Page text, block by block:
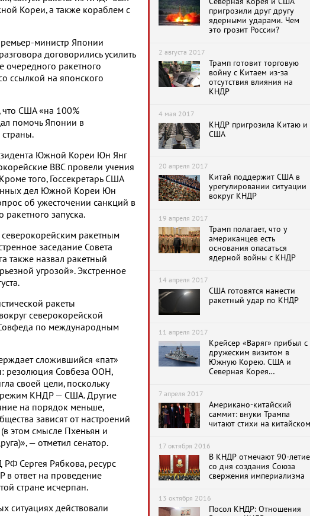
пригрозили друг другу
ядерными ударами. Чем
это грозит России?
2 августа 2017
Трамп готовит торговую
войну с Китаем из-за
отсутствия влияния на
КНДР
4 мая 2017
КНДР пригрозила Китаю и
США
20 апреля 2017
Китай поддержит США в
урегулировании ситуации
вокруг КНДР
19 апреля 2017
Трамп полагает, что у
американцев есть
основания опасаться
ядерной войны с КНДР
14 апреля 2017
США готовятся нанести
ракетный удар по КНДР
11 апреля 2017
Крейсер «Варяг» прибыл с
дружеским визитом в
Южную Корею. США и
Северная Корея
7 апреля 2017
Американо-китайский
саммит: внуки Трампа
читают стихи на китайском
17 октября 2016
В КНДР отмечают 90-летие
со дня создания Союза
свержения империализма
13 октября 2016
Посол КНДР: Отношения
Кореи, а также кораблем с
министр Японии
договорились усилить
ракетного
ссылкой на японского
что США «на 100%
помочь Японии в
Южной Кореи Юн Янг
ВВС провели учения
того, Госсекретарь США
дел Южной Кореи Юн
об ужесточении санкций в
запуска.
ракетным
заседание Совета
также назвал ракетный
угрозой». Экстренное
ракеты
северокорейской
Совфеда по международным
сложившийся «пат»
резолюция Совбеза ООН,
своей цели, поскольку
режим КНДР — США. Другие
на порядок меньше,
зависят от настроений
этом смысле Пхеньян и
— отметил сенатор.
Сергея Рябкова, ресурс
в ответ на проведение
стране исчерпан.
ситуациях действовали